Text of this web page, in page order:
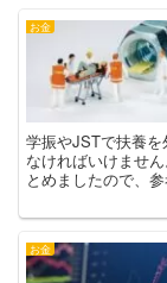
お金
学振やJSTで扶養
なければいけませ
とめましたので、
お金